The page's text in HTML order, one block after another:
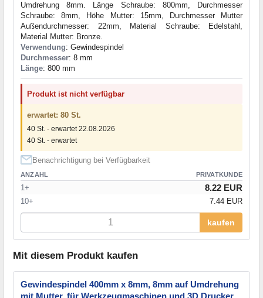
Umdrehung 8mm. Länge Schraube: 800mm, Durchmesser
Schraube: 8mm, Höhe Mutter: 15mm, Durchmesser Mutter
Außendurchmesser: 22mm, Material Schraube: Edelstahl,
Material Mutter: Bronze.
Verwendung: Gewindespindel
Durchmesser: 8 mm
Länge: 800 mm
Produkt ist nicht verfügbar
erwartet: 80 St.
40 St. - erwartet 22.08.2026
40 St. - erwartet
Benachrichtigung bei Verfügbarkeit
ANZAHL PRIVATKUNDE
1+ 8.22 EUR
10+ 7.44 EUR
kaufen
Mit diesem Produkt kaufen
Gewindespindel 400mm x 8mm, 8mm auf Umdrehung